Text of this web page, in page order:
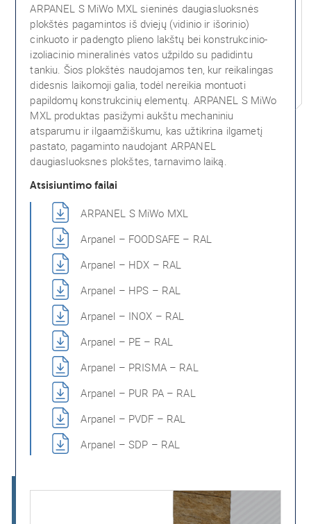
ARPANEL S MiWo MXL sieninės daugiasluoksnės
plokštės pagamintos iš dviejų (vidinio ir išorinio)
cinkuoto ir padengto plieno lakštų bei konstrukcinio-
izoliacinio mineralinės vatos užpildo su padidintu
tankiu. Šios plokštės naudojamos ten, kur reikalingas
didesnis laikomoji galia, todėl nereikia montuoti
papildomų konstrukcinių elementų. ARPANEL S MiWo
MXL produktas pasižymi aukštu mechaniniu
atsparumu ir ilgaamžiškumu, kas užtikrina ilgametį
pastato, pagaminto naudojant ARPANEL
daugiasluoksnes plokštes, tarnavimo laiką.
Atsisiuntimo failai
ARPANEL S MiWo MXL
Arpanel – FOODSAFE – RAL
Arpanel – HDX – RAL
Arpanel – HPS – RAL
Arpanel – INOX – RAL
Arpanel – PE – RAL
Arpanel – PRISMA – RAL
Arpanel – PUR PA – RAL
Arpanel – PVDF – RAL
Arpanel – SDP – RAL